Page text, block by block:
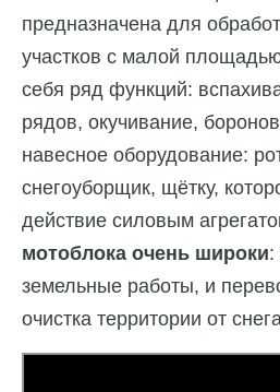
предназначена для
участков с малой
себя ряд функций:
рядов, окучивание,
навесное оборудование:
снегоуборщик, щётку,
действие силовым
мотоблока очень широки:
земельные работы, и
очистка территории от